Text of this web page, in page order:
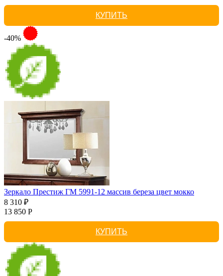
КУПИТЬ
-40%
Зеркало Престиж ГМ 5991-12 массив береза цвет мокко
8 310 ₽
13 850 Р
КУПИТЬ